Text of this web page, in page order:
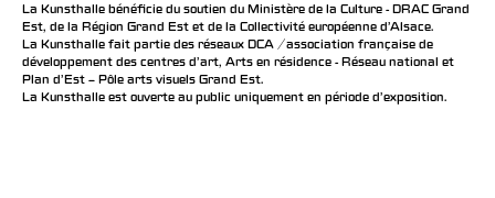
La Kunsthalle bénéficie du soutien du Ministère de la Culture - DRAC Grand
Est, de la Région Grand Est et de la Collectivité européenne d’Alsace.
La Kunsthalle fait partie des réseaux DCA / association française de
développement des centres d'art, Arts en résidence - Réseau national et
Plan d’Est – Pôle arts visuels Grand Est.
La Kunsthalle est ouverte au public uniquement en période d'exposition.